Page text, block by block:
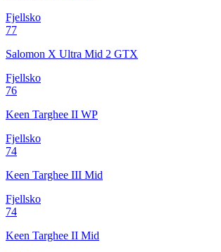
Fjellsko
77
Salomon X Ultra Mid 2 GTX
Fjellsko
76
Keen Targhee II WP
Fjellsko
74
Keen Targhee III Mid
Fjellsko
74
Keen Targhee II Mid